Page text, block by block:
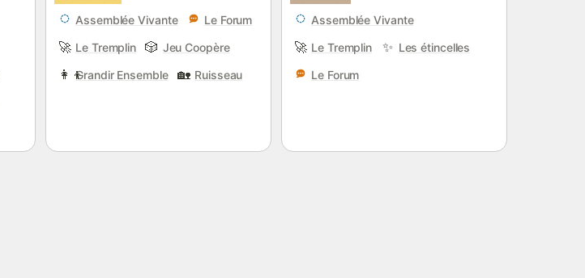
Assemblée Vivante Le Forum
🚀 Le Tremplin 🎲 Jeu Coopère
👩‍👦Grandir Ensemble 🏡 Ruisseau
Assemblée Vivante
🚀 Le Tremplin ✨ Les étincelles
Le Forum